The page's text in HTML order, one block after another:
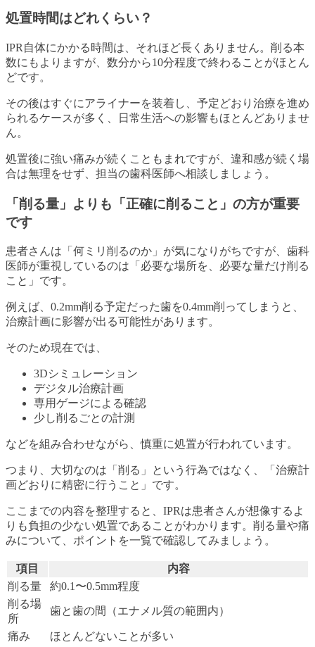
処置時間はどれくらい？
IPR自体にかかる時間は、それほど長くありません。削る本
数にもよりますが、数分から10分程度で終わることがほとん
どです。
その後はすぐにアライナーを装着し、予定どおり治療を進め
られるケースが多く、日常生活への影響もほとんどありませ
ん。
処置後に強い痛みが続くこともまれですが、違和感が続く場
合は無理をせず、担当の歯科医師へ相談しましょう。
「削る量」よりも「正確に削ること」の方が重要
です
患者さんは「何ミリ削るのか」が気になりがちですが、歯科
医師が重視しているのは「必要な場所を、必要な量だけ削る
こと」です。
例えば、0.2mm削る予定だった歯を0.4mm削ってしまうと、
治療計画に影響が出る可能性があります。
そのため現在では、
3Dシミュレーション
デジタル治療計画
専用ゲージによる確認
少し削るごとの計測
などを組み合わせながら、慎重に処置が行われています。
つまり、大切なのは「削る」という行為ではなく、「治療計
画どおりに精密に行うこと」です。
ここまでの内容を整理すると、IPRは患者さんが想像するよ
りも負担の少ない処置であることがわかります。削る量や痛
みについて、ポイントを一覧で確認してみましょう。
項目
内容
削る量
約0.1〜0.5mm程度
削る場
所
歯と歯の間（エナメル質の範囲内）
痛み
ほとんどないことが多い